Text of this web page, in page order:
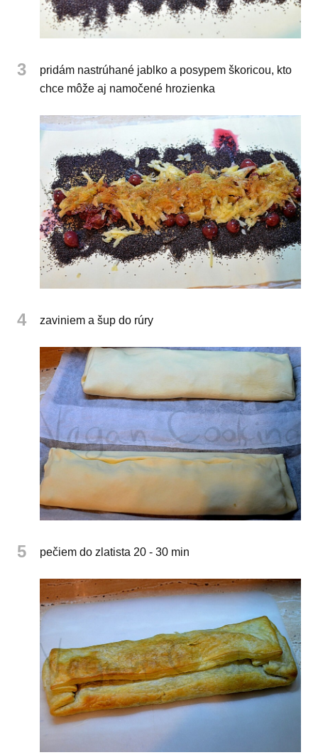
3
pridám nastrúhané jablko a posypem škoricou, kto
chce môže aj namočené hrozienka
4 zaviniem a šup do rúry
5 pečiem do zlatista 20 - 30 min